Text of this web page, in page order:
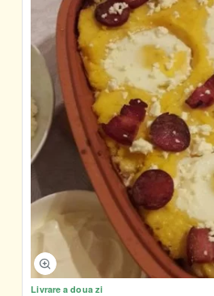
Livrare a doua zi